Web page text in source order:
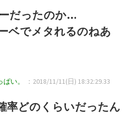
だったのか…
ベでメタれるのねあ
い。
：2018/11/11(日) 18:32:29.33
率どのくらいだったん